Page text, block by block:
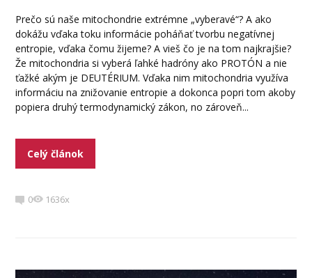
Prečo sú naše mitochondrie extrémne „vyberavé“? A ako
dokážu vďaka toku informácie poháňať tvorbu negatívnej
entropie, vďaka čomu žijeme? A vieš čo je na tom najkrajšie?
Že mitochondria si vyberá ľahké hadróny ako PROTÓN a nie
ťažké akým je DEUTÉRIUM. Vďaka nim mitochondria využíva
informáciu na znižovanie entropie a dokonca popri tom akoby
popiera druhý termodynamický zákon, no zároveň...
Celý článok
0 1636x